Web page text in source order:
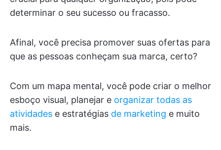
determinar o seu sucesso ou fracasso.
Afinal, você precisa promover suas ofertas para
que as pessoas conheçam sua marca, certo?
Com um mapa mental, você pode criar o melhor
esboço visual, planejar e organizar todas as
atividades e estratégias de marketing e muito
mais.